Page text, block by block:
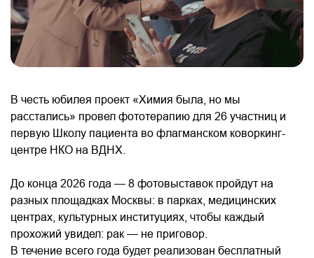
В честь юбилея проект «Химия была, но мы
расстались» провел фототерапию для 26 участниц и
первую Школу пациента во флагманском коворкинг-
центре НКО на ВДНХ.
До конца 2026 года — 8 фотовыставок пройдут на
разных площадках Москвы: в парках, медицинских
центрах, культурных институциях, чтобы каждый
прохожий увидел: рак — не приговор.
В течение всего года будет реализован бесплатный